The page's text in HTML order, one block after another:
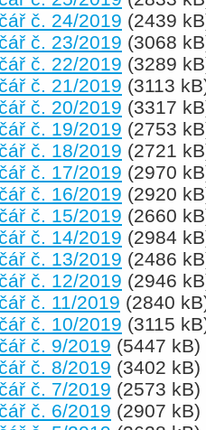
č. 24/2019 (2439
č. 23/2019 (3068
č. 22/2019 (3289
č. 21/2019 (3113
č. 20/2019 (3317
č. 19/2019 (2753
č. 18/2019 (2721
č. 17/2019 (2970
č. 16/2019 (2920
č. 15/2019 (2660
č. 14/2019 (2984
č. 13/2019 (2486
č. 12/2019 (2946
č. 11/2019 (2840
č. 10/2019 (3115
č. 9/2019 (5447 kB)
č. 8/2019 (3402 kB)
č. 7/2019 (2573 kB)
č. 6/2019 (2907 kB)